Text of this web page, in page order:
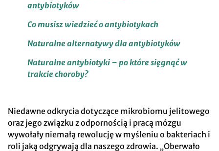
antybiotyków
Co musisz wiedzieć o antybiotykach
Naturalne alternatywy dla antybiotyków
Naturalne antybiotyki – po które sięgnąć w
trakcie choroby?
Niedawne odkrycia dotyczące mikrobiomu jelitowego
oraz jego związku z odpornością i pracą mózgu
wywołały niemałą rewolucję w myśleniu o bakteriach i
roli jaką odgrywają dla naszego zdrowia. „Oberwało